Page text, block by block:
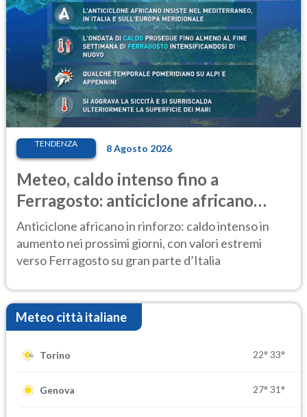
TENDENZA 8 Agosto 2026
Meteo, caldo intenso fino a
Ferragosto: anticiclone africano
ancora protagonista
Anticiclone africano in rinforzo: caldo intenso in
aumento nei prossimi giorni, con valori estremi
verso Ferragosto su gran parte d’Italia
Meteo città italiane
Torino 22° 33°
Genova 27° 31°